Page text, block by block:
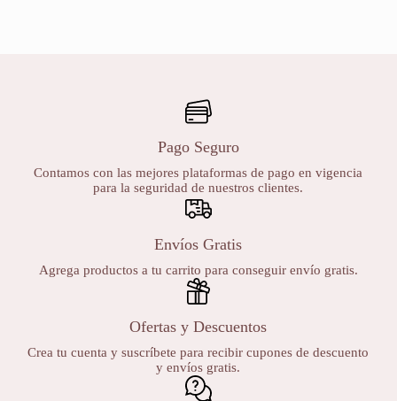
Pago Seguro
Contamos con las mejores plataformas de pago en vigencia
para la seguridad de nuestros clientes.
Envíos Gratis
Agrega productos a tu carrito para conseguir envío gratis.
Ofertas y Descuentos
Crea tu cuenta y suscríbete para recibir cupones de descuento
y envíos gratis.